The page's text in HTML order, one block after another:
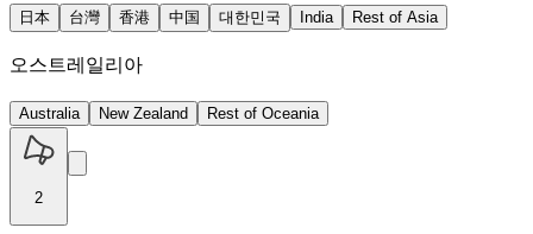
日本 台灣 香港 中国 대한민국 India Rest of Asia
오스트레일리아
Australia New Zealand Rest of Oceania
2